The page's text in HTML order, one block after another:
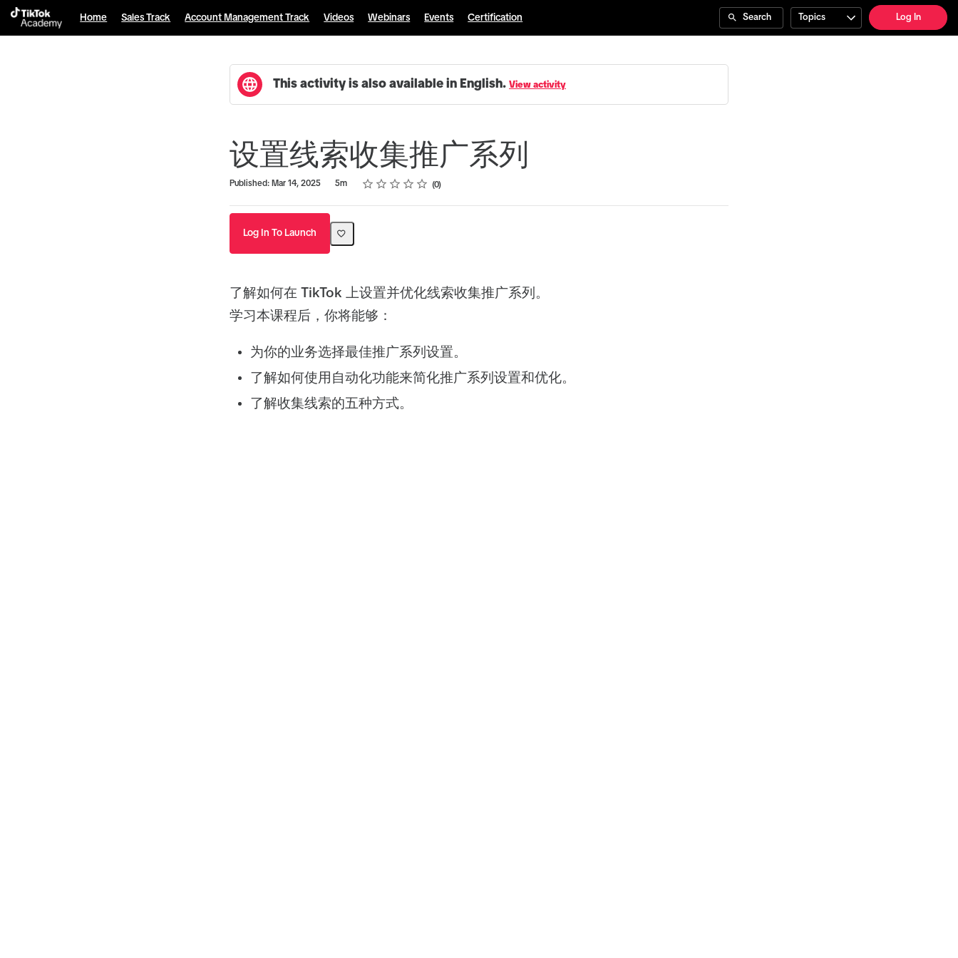
Home Sales Track Account Management Track Videos Webinars Events Certification Search Topics Log In
This activity is also available in English. View activity
设置线索收集推广系列
Published: Mar 14, 2025 5m Rating
1 star
2 stars
3 stars
4 stars
5 stars 0
Log In To Launch
了解如何在 TikTok 上设置并优化线索收集推广系列。
学习本课程后，你将能够：
为你的业务选择最佳推广系列设置。
了解如何使用自动化功能来简化推广系列设置和优化。
了解收集线索的五种方式。